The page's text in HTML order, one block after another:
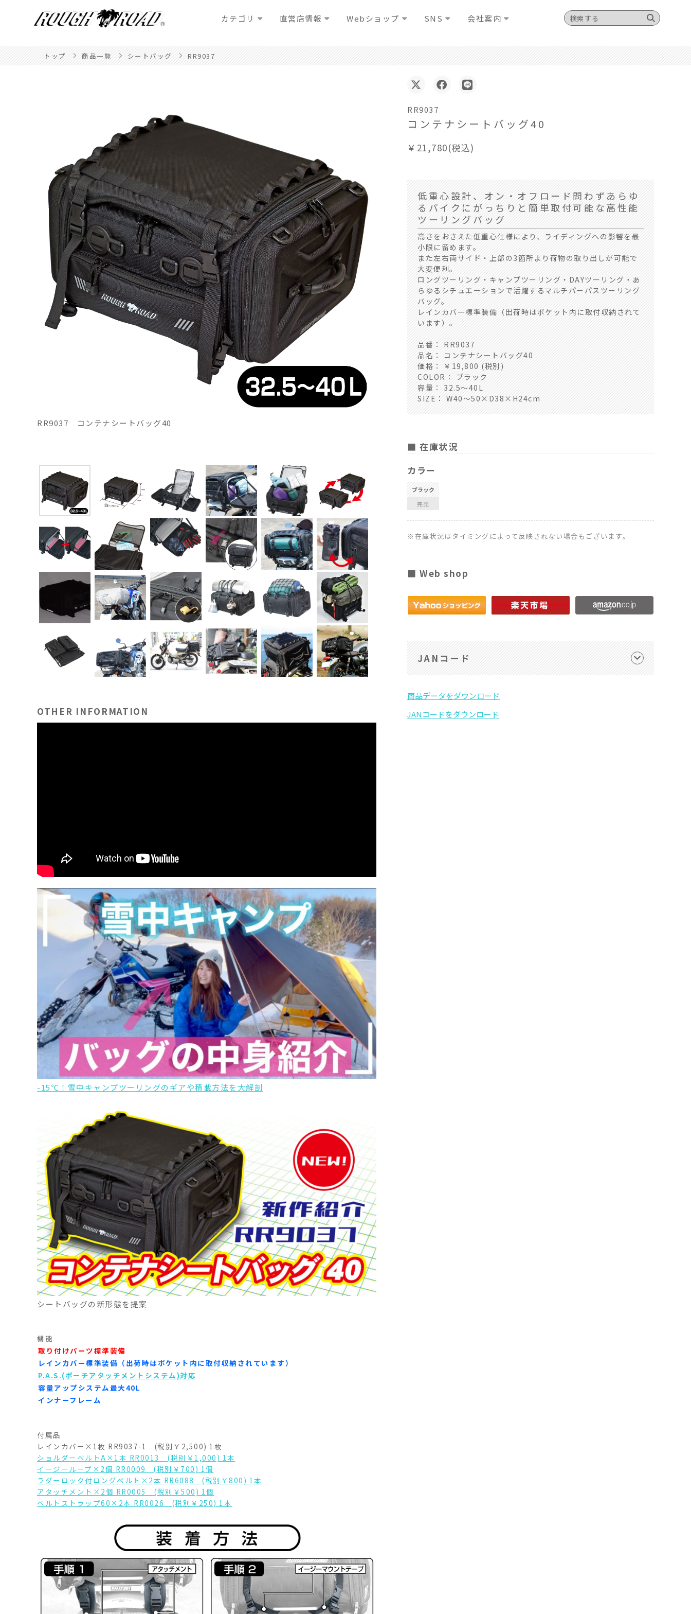
カテゴリ 直営店情報 Webショップ SNS 会社案内
トップ 商品一覧 シートバッグ RR9037
RR9037 コンテナシートバッグ40
RR9037
コンテナシートバッグ40
￥21,780(税込)
低重心設計、オン・オフロード問わずあらゆ
るバイクにがっちりと簡単取付可能な高性能
ツーリングバッグ
高さをおさえた低重心仕様により、ライディングへの影響を最
小限に留めます。
また左右両サイド・上部の3箇所より荷物の取り出しが可能で
大変便利。
ロングツーリング・キャンプツーリング・DAYツーリング・あ
らゆるシチュエーションで活躍するマルチパーパスツーリング
バッグ。
レインカバー標準装備（出荷時はポケット内に取付収納されて
います）。
品番： RR9037
品名： コンテナシートバッグ40
価格： ￥19,800 (税別)
COLOR： ブラック
容量： 32.5～40L
SIZE： W40～50×D38×H24cm
■ 在庫状況
カラー
ブラック
完売
※在庫状況はタイミングによって反映されない場合もございます。
■ Web shop
JANコード
OTHER INFORMATION
-15℃！雪中キャンプツーリングのギアや積載方法を大解剖
シートバッグの新形態を提案
機能
取り付けパーツ標準装備
レインカバー標準装備（出荷時はポケット内に取付収納されています）
P.A.S.(ポーチアタッチメントシステム)対応
容量アップシステム最大40L
インナーフレーム
付属品
レインカバー×1枚 RR9037-1 (税別￥2,500) 1枚
ショルダーベルトA×1本 RR0013 (税別￥1,000) 1本
イージーループ×2個 RR0009 (税別￥700) 1個
ラダーロック付ロングベルト×2本 RR6088 (税別￥800) 1本
アタッチメント×2個 RR0005 (税別￥500) 1個
ベルトストラップ60×2本 RR0026 (税別￥250) 1本